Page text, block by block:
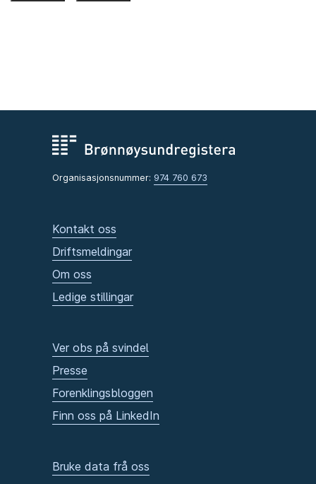
Organisasjonsnummer: 974 760 673
Kontakt oss
Driftsmeldingar
Om oss
Ledige stillingar
Ver obs på svindel
Presse
Forenklingsbloggen
Finn oss på LinkedIn
Bruke data frå oss